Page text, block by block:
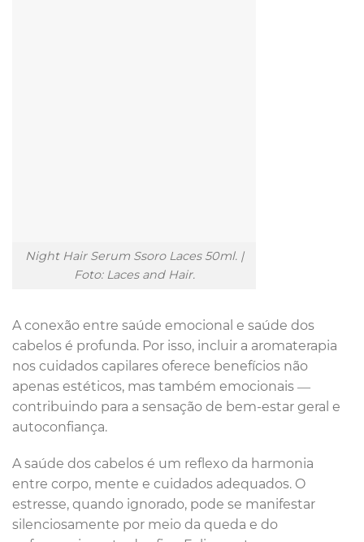
Night Hair Serum Ssoro Laces 50ml. |
Foto: Laces and Hair.
A conexão entre saúde emocional e saúde dos
cabelos é profunda. Por isso, incluir a aromaterapia
nos cuidados capilares oferece benefícios não
apenas estéticos, mas também emocionais —
contribuindo para a sensação de bem-estar geral e
autoconfiança.
A saúde dos cabelos é um reflexo da harmonia
entre corpo, mente e cuidados adequados. O
estresse, quando ignorado, pode se manifestar
silenciosamente por meio da queda e do